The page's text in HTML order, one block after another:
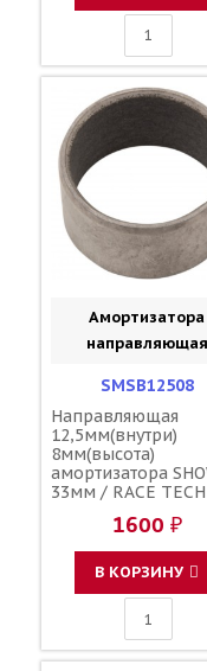
Амортизатора
направляющая
SMSB12508
Направляющая
12,5мм(внутри)
8мм(высота)
амортизатора
33мм / RACE TECH
1600 ₽
В КОРЗИНУ